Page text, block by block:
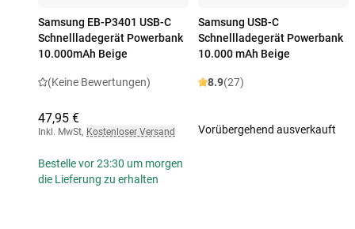
Samsung EB-P3401 USB-C
Schnellladegerät Powerbank
10.000mAh Beige
(Keine Bewertungen)
47,95 €
Inkl. MwSt, Kostenloser Versand
Bestelle vor 23:30 um morgen
die Lieferung zu erhalten
Samsung USB-C
Schnellladegerät Powerbank
10.000 mAh Beige
8.9(27)
Vorübergehend ausverkauft